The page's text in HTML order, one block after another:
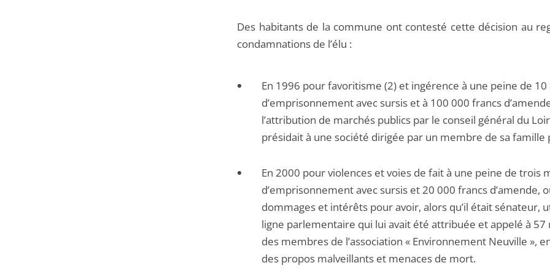
Des habitants de la commune ont contesté cette décision au
condamnations de l’élu :
En 1996 pour favoritisme (2) et ingérence à une peine de
d’emprisonnement avec sursis et à 100 000 francs
l’attribution de marchés publics par le conseil général du
présidait à une société dirigée par un membre de sa famille
En 2000 pour violences et voies de fait à une peine de trois
d’emprisonnement avec sursis et 20 000 francs d’amende,
dommages et intérêts pour avoir, alors qu’il était sénateur,
ligne parlementaire qui lui avait été attribuée et appelé à 57
des membres de l’association « Environnement Neuville »,
des propos malveillants et menaces de mort.